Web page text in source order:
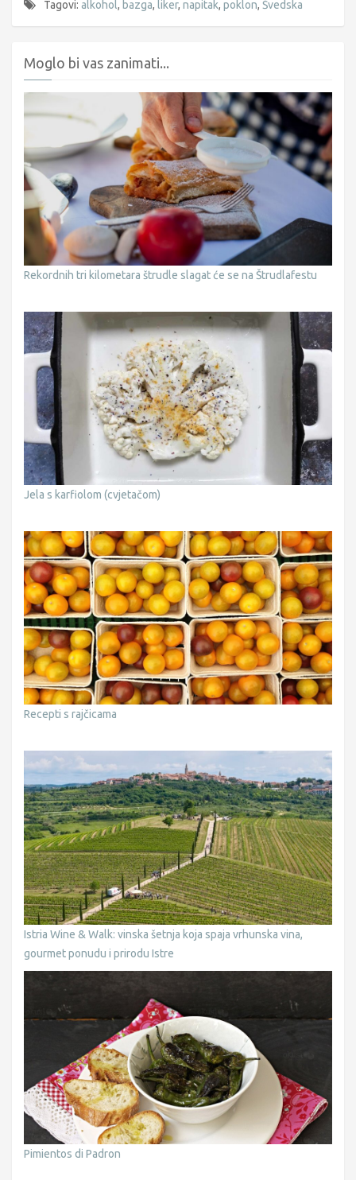
Tagovi: alkohol, bazga, liker, napitak, poklon, Švedska
Moglo bi vas zanimati...
Rekordnih tri kilometara štrudle slagat će se na Štrudlafestu
Jela s karfiolom (cvjetačom)
Recepti s rajčicama
Istria Wine & Walk: vinska šetnja koja spaja vrhunska vina,
gourmet ponudu i prirodu Istre
Pimientos di Padron